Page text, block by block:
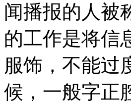
闻播报的人被
的工作是将信
服饰，不能过
候，一般字正